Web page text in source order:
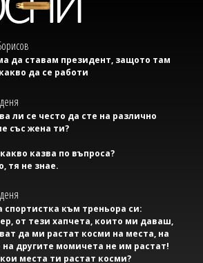
да ставам президент, защото там
да се работи
ли се често да сте на различно
със жена ти?
казва по въпроса?
тя не знае.
спортистка към треньора си:
от тези хапчета, които ми даваш,
да ми растат косми на места, на
на другите момичета не им растат!
кои места ти растат косми?